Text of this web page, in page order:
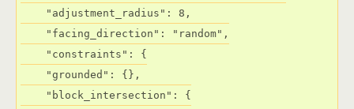
    "adjustment_radius": 8,
    "facing_direction": "random",
    "constraints": {
    "grounded": {},
    "block_intersection": {